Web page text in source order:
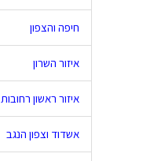
חיפה והצפון
איזור השרון
איזור ראשון רחובות
אשדוד וצפון הנגב